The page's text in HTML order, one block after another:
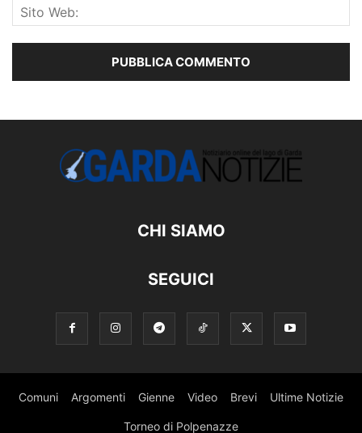
CHI SIAMO
SEGUICI
Comuni Argomenti Gienne Video Brevi Ultime Notizie
Torneo di Polpenazze